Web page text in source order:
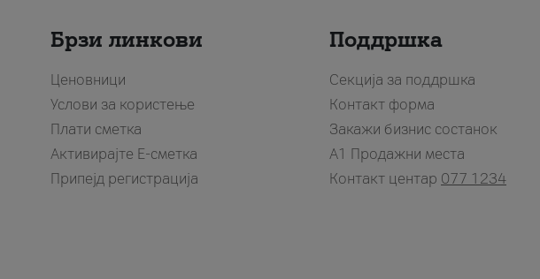
Брзи линкови
Ценовници
Услови за користење
Плати сметка
Активирајте Е-сметка
Припејд регистрација
Поддршка
Секција за поддршка
Контакт форма
Закажи бизнис состанок
A1 Продажни места
Контакт центар 077 1234